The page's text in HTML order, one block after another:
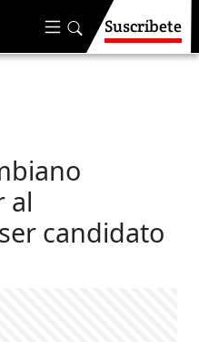
Suscríbete
al
candidato